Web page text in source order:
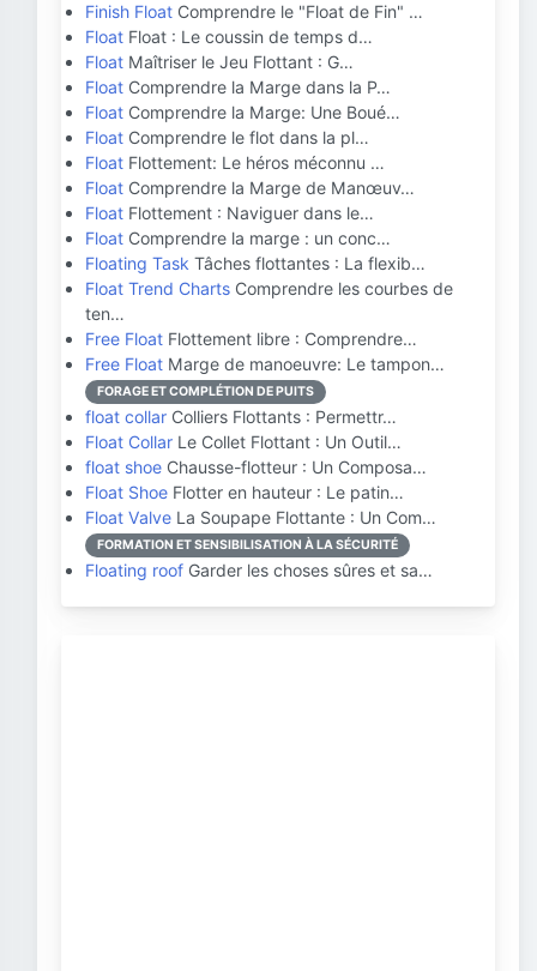
Finish Float Comprendre le "Float de Fin" …
Float Float : Le coussin de temps d…
Float Maîtriser le Jeu Flottant : G…
Float Comprendre la Marge dans la P…
Float Comprendre la Marge: Une Boué…
Float Comprendre le flot dans la pl…
Float Flottement: Le héros méconnu …
Float Comprendre la Marge de Manœuv…
Float Flottement : Naviguer dans le…
Float Comprendre la marge : un conc…
Floating Task Tâches flottantes : La flexib…
Float Trend Charts Comprendre les courbes de
ten…
Free Float Flottement libre : Comprendre…
Free Float Marge de manoeuvre: Le tampon…
FORAGE ET COMPLÉTION DE PUITS
float collar Colliers Flottants : Permettr…
Float Collar Le Collet Flottant : Un Outil…
float shoe Chausse-flotteur : Un Composa…
Float Shoe Flotter en hauteur : Le patin…
Float Valve La Soupape Flottante : Un Com…
FORMATION ET SENSIBILISATION À LA SÉCURITÉ
Floating roof Garder les choses sûres et sa…